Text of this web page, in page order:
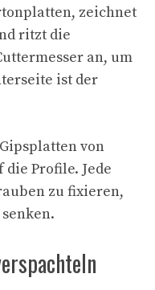
zeichnet
ritzt die
an, um
ist der
von
Profile. Jede
zu fixieren,